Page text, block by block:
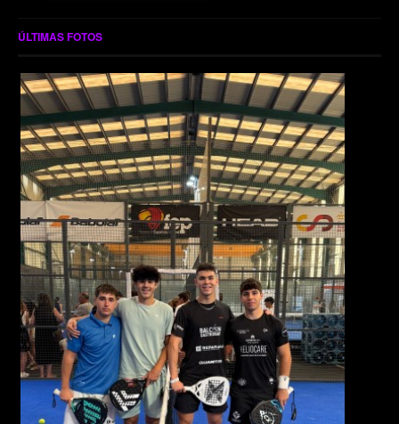
ÚLTIMAS FOTOS